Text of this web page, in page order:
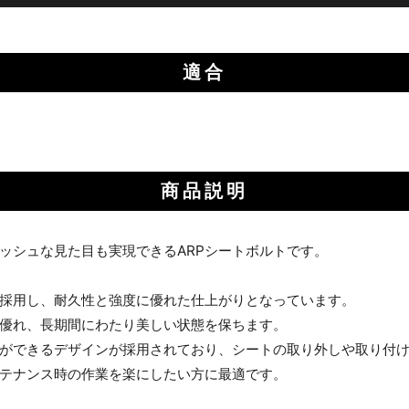
適合
商品説明
ュな見た目も実現できるARPシートボルトです。
し、耐久性と強度に優れた仕上がりとなっています。
、長期間にわたり美しい状態を保ちます。
きるデザインが採用されており、シートの取り外しや取り付
ンス時の作業を楽にしたい方に最適です。